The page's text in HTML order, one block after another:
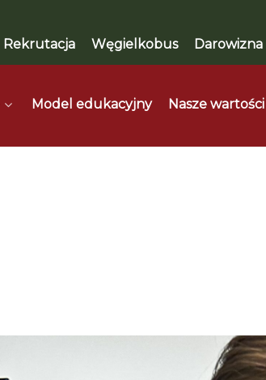
Rekrutacja Węgielkobus Darowizna
Model edukacyjny Nasze wartości